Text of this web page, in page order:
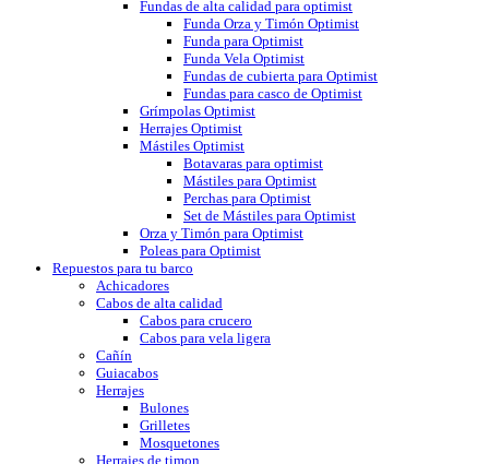
Fundas de alta calidad para optimist
Funda Orza y Timón Optimist
Funda para Optimist
Funda Vela Optimist
Fundas de cubierta para Optimist
Fundas para casco de Optimist
Grímpolas Optimist
Herrajes Optimist
Mástiles Optimist
Botavaras para optimist
Mástiles para Optimist
Perchas para Optimist
Set de Mástiles para Optimist
Orza y Timón para Optimist
Poleas para Optimist
Repuestos para tu barco
Achicadores
Cabos de alta calidad
Cabos para crucero
Cabos para vela ligera
Cañín
Guiacabos
Herrajes
Bulones
Grilletes
Mosquetones
Herrajes de timon